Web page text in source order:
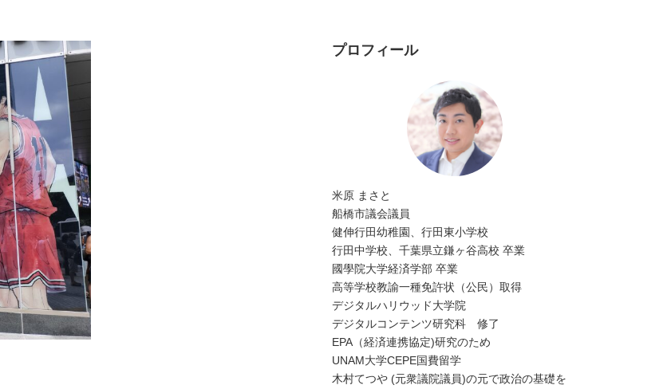
プロフィール
米原 まさと
船橋市議会議員
健伸行田幼稚園、行田東小学校
行田中学校、千葉県立鎌ヶ谷高校 卒業
國學院大学経済学部 卒業
高等学校教諭一種免許状（公民）取得
デジタルハリウッド大学院
デジタルコンテンツ研究科 修了
EPA（経済連携協定)研究のため
UNAM大学CEPE国費留学
木村てつや (元衆議院議員)の元で政治の基礎を